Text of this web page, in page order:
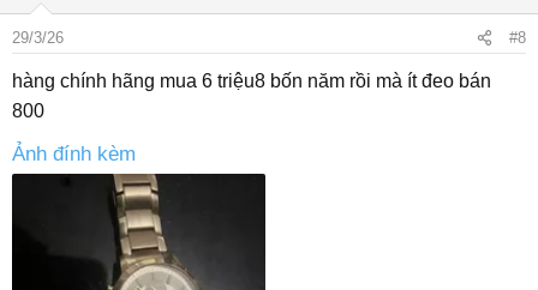
29/3/26 #8
hàng chính hãng mua 6 triệu8 bốn năm rồi mà ít đeo bán
800
Ảnh đính kèm